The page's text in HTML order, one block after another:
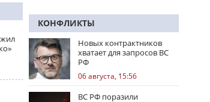
КОНФЛИКТЫ
Новых контрактников
хватает для запросов ВС
РФ
06 августа, 15:56
ВС РФ поразили